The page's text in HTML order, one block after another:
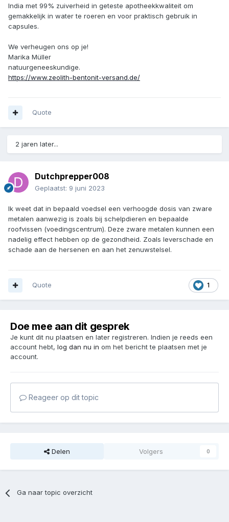
India met 99% zuiverheid in geteste apotheekkwaliteit om
gemakkelijk in water te roeren en voor praktisch gebruik in
capsules.
We verheugen ons op je!
Marika Müller
natuurgeneeskundige.
https://www.zeolith-bentonit-versand.de/
Quote
2 jaren later...
Dutchprepper008
Geplaatst: 9 juni 2023
Ik weet dat in bepaald voedsel een verhoogde dosis van zware
metalen aanwezig is zoals bij schelpdieren en bepaalde
roofvissen (voedingscentrum). Deze zware metalen kunnen een
nadelig effect hebben op de gezondheid. Zoals leverschade en
schade aan de hersenen en aan het zenuwstelsel.
1
Quote
Doe mee aan dit gesprek
Je kunt dit nu plaatsen en later registreren. Indien je reeds een
account hebt, log dan nu in om het bericht te plaatsen met je
account.
Reageer op dit topic
Delen Volgers 0
Ga naar topic overzicht